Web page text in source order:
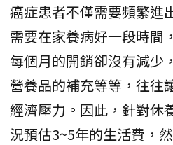
癌症患者不僅需要頻繁進
需要在家養病好一段時間
每個月的開銷卻沒有減少
營養品的補充等等，往往
經濟壓力。因此，針對休
況預估3~5年的生活費，